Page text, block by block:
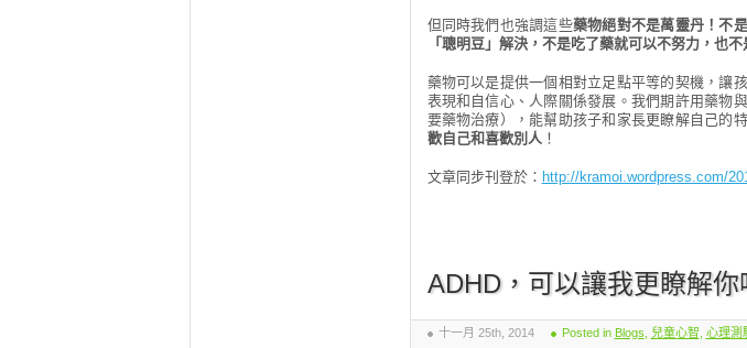
但同時我們也強調這些藥物絕對不是萬靈丹！不
「聰明豆」解決，不是吃了藥就可以不努力，也
藥物可以是提供一個相對立足點平等的契機，讓
表現和自信心、人際關係發展。我們期許用藥物
要藥物治療），能幫助孩子和家長更瞭解自己的
歡自己和喜歡別人！
文章同步刊登於： http://kramoi.wordpress.com/
ADHD，可以讓我更瞭解你
十一月 25th, 2014 Posted in Blogs 兒童心智 心理測